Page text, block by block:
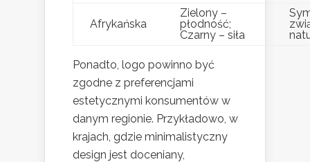
Afrykańska
Zielony –
płodność;
Czarny – siła
Ponadto, logo powinno być
zgodne z preferencjami
estetycznymi konsumentów w
danym regionie. Przykładowo, w
krajach, gdzie minimalistyczny
design jest doceniany,